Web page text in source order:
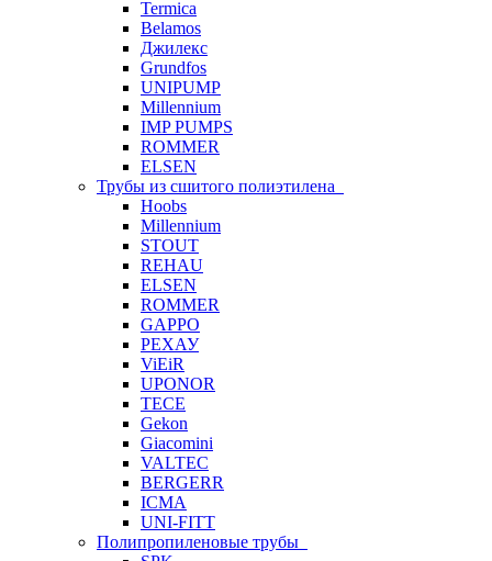
Termica
Belamos
Джилекс
Grundfos
UNIPUMP
Millennium
IMP PUMPS
ROMMER
ELSEN
Трубы из сшитого полиэтилена
Hoobs
Millennium
STOUT
REHAU
ELSEN
ROMMER
GAPPO
РЕХАУ
ViEiR
UPONOR
TECE
Gekon
Giacomini
VALTEC
BERGERR
ICMA
UNI-FITT
Полипропиленовые трубы